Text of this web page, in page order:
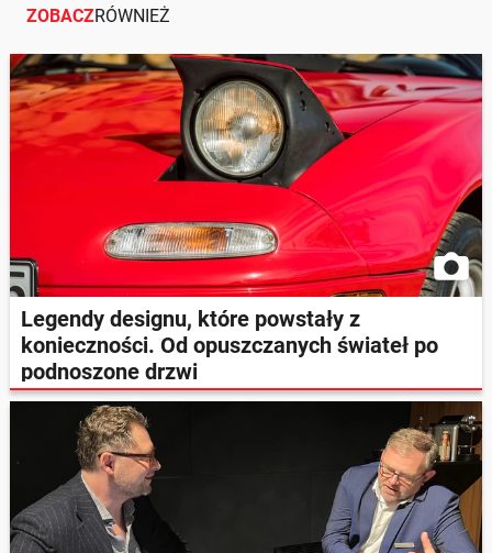
ZOBACZRÓWNIEŻ
Legendy designu, które powstały z
konieczności. Od opuszczanych świateł po
podnoszone drzwi